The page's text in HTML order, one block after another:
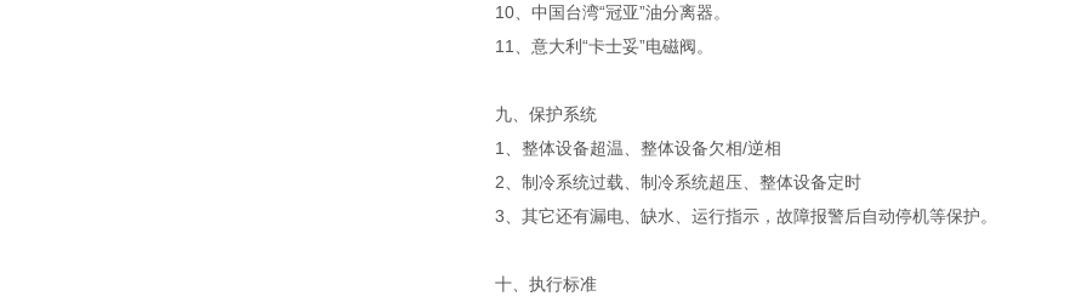
10、中国台湾“冠亚”油分离器。
11、意大利“卡士妥”电磁阀。
九、保护系统
1、整体设备超温、整体设备欠相/逆相
2、制冷系统过载、制冷系统超压、整体设备定时
3、其它还有漏电、缺水、运行指示，故障报警后自动停机等保护。
十、执行标准